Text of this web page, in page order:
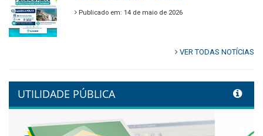
🌿🚤 Semana Mundial do Meio
Ambiente em Tamandaré
alinhamento estratégico do
Conecta+ Tamandaré.